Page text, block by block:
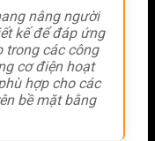
nâng người
kế để đáp ứng
trong các công
cơ điện hoạt
hợp cho các
bề mặt bằng